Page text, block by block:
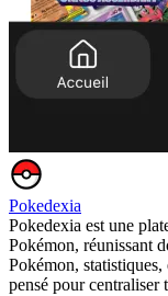
Pokedexia
Pokedexia est une
Pokémon, réunissant
Pokémon,
pensé pour centraliser